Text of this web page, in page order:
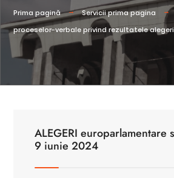
Prima pagină Servicii prima pagina
proceselor-verbale privind rezultatele
ALEGERI europarlamentare
9 iunie 2024